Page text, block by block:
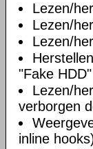
Lezen/
Lezen/
Lezen/
"Fake HDD"
Lezen/
verborgen
inline